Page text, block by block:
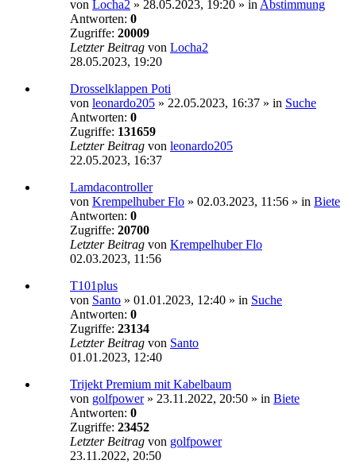
von Locha2 » 28.05.2023, 19:20 » in Abstimmung
Antworten: 0
Zugriffe: 20009
Letzter Beitrag von Locha2
28.05.2023, 19:20
Drosselklappen Poti
von leonardo205 » 22.05.2023, 16:37 » in Suche
Antworten: 0
Zugriffe: 131659
Letzter Beitrag von leonardo205
22.05.2023, 16:37
Lamdacontroller
von Krempelhuber Flo » 02.03.2023, 11:56 » in Biete
Antworten: 0
Zugriffe: 20700
Letzter Beitrag von Krempelhuber Flo
02.03.2023, 11:56
T101plus
von Santo » 01.01.2023, 12:40 » in Suche
Antworten: 0
Zugriffe: 23134
Letzter Beitrag von Santo
01.01.2023, 12:40
Trijekt Premium mit Kabelbaum
von golfpower» 23.11.2022, 20:50 » in Biete
Antworten: 0
Zugriffe: 23452
Letzter Beitrag von golfpower
23.11.2022, 20:50